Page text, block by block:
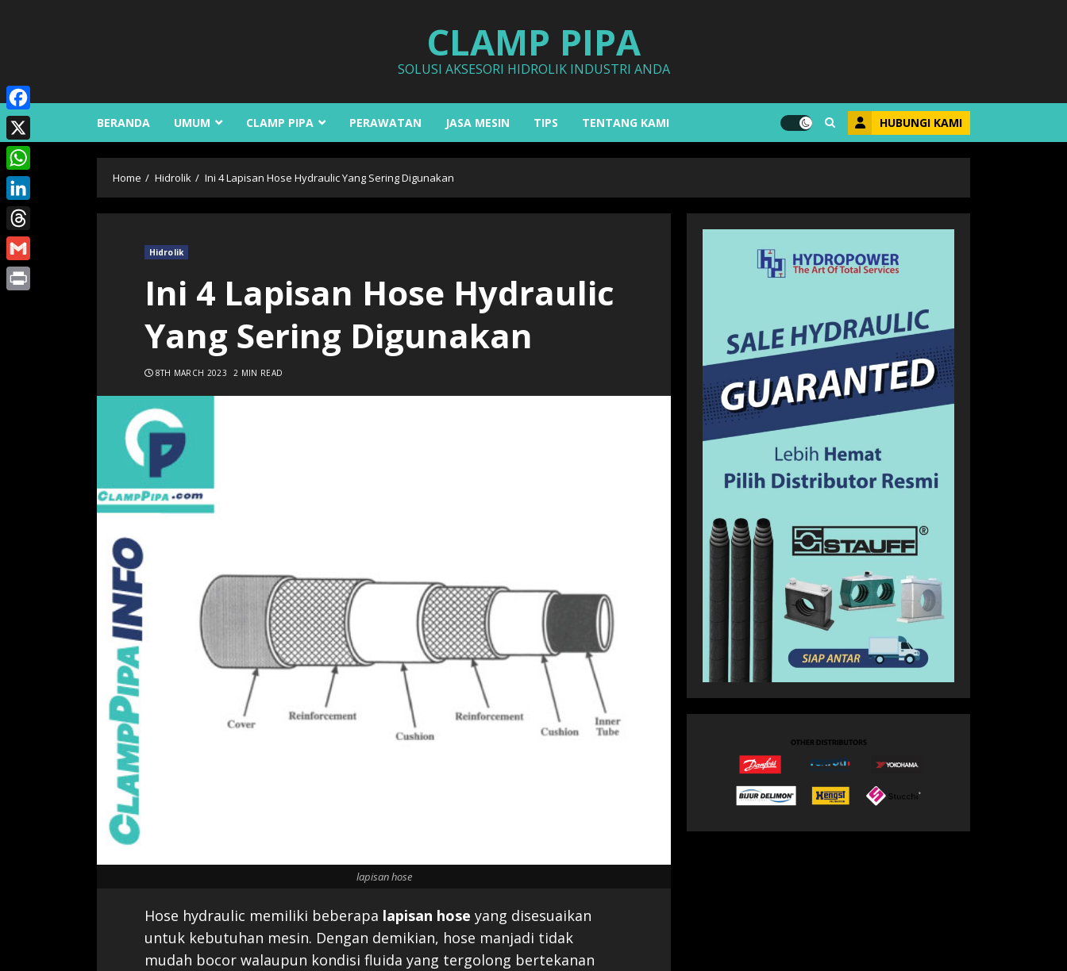
CLAMP PIPA
SOLUSI AKSESORI HIDROLIK INDUSTRI ANDA
BERANDA UMUM CLAMP PIPA PERAWATAN JASA MESIN TIPS TENTANG KAMI HUBUNGI KAMI
Home Hidrolik Ini 4 Lapisan Hose Hydraulic Yang Sering Digunakan
Hidrolik
Ini 4 Lapisan Hose Hydraulic
Yang Sering Digunakan
8TH MARCH 2023 2 MIN READ
lapisan hose
Hose hydraulic memiliki beberapa lapisan hose yang disesuaikan
untuk kebutuhan mesin. Dengan demikian, hose manjadi tidak
mudah bocor walaupun kondisi fluida yang tergolong bertekanan
Facebook
X
WhatsApp
LinkedIn
Threads
Gmail